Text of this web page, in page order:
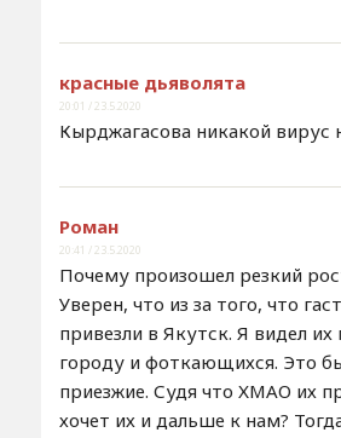
красные дьяволята
20:01 / 23.5.2020
Кырджагасова никакой вирус
Роман
20:41 / 23.5.2020
Почему произошел резкий
Уверен, что из за того, что
привезли в Якутск. Я видел
городу и фоткающихся. Это
приезжие. Судя что ХМАО их
хочет их и дальше к нам?